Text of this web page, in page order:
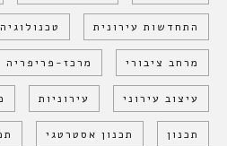
התחדשות עירונית טכנולוגיה
מרחב ציבורי מרכז-פריפריה
עיצוב עירוני עירוניות
תכנון תכנון אסטרטגי